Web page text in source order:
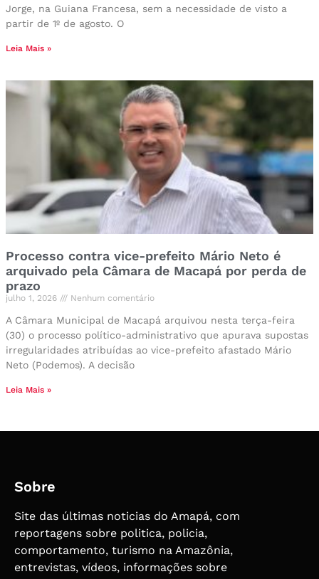
Jorge, na Guiana Francesa, sem a necessidade de visto a
partir de 1º de agosto. O
Leia Mais »
Processo contra vice-prefeito Mário Neto é
arquivado pela Câmara de Macapá por perda de
prazo
julho 1, 2026 Nenhum comentário
A Câmara Municipal de Macapá arquivou nesta terça-feira
(30) o processo político-administrativo que apurava supostas
irregularidades atribuídas ao vice-prefeito afastado Mário
Neto (Podemos). A decisão
Leia Mais »
Sobre
Site das últimas noticias do Amapá, com
reportagens sobre politica, policia,
comportamento, turismo na Amazônia,
entrevistas, vídeos, informações sobre